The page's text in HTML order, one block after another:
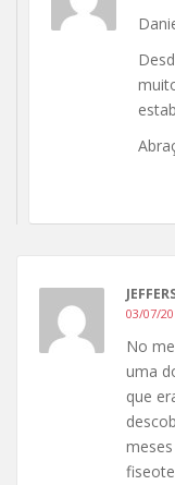
03/07/
No
uma
que